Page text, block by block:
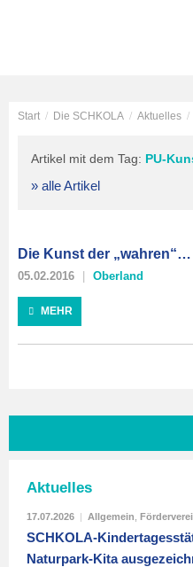
Start / Die SCHKOLA / Aktuelles /
Artikel mit dem Tag: PU-
» alle Artikel
Die Kunst der
05.02.2016 Oberland
MEHR
Aktuelles
17.07.2026 | Allgemein
SCHKOLA-
Naturpark-Kita